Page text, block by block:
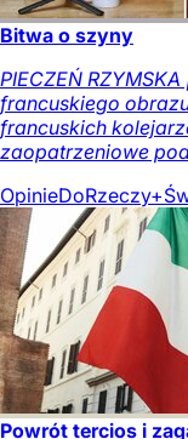
Bitwa o szyny
PIECZEŃ
francuskiego
francuskich
zaopatrzeniowe
OpinieDoRzeczy+
Powrót tercios i